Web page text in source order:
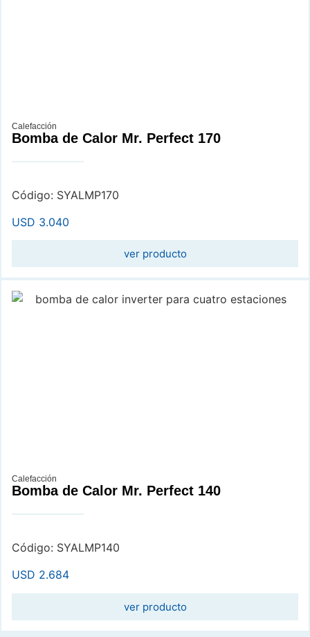
Calefacción
Bomba de Calor Mr. Perfect 170
Código: SYALMP170
USD 3.040
ver producto
Calefacción
Bomba de Calor Mr. Perfect 140
Código: SYALMP140
USD 2.684
ver producto